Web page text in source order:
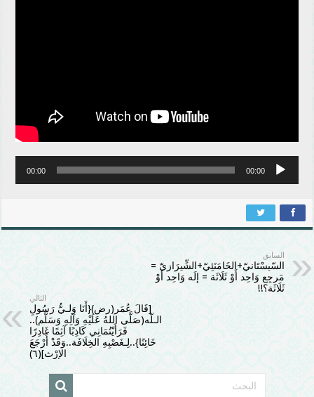
00:00
00:00
السابق
السّيسْتَانيّ+الخَامَنَئِيّ+الشِّيرَازيّ =
مَرجِع وَاحِد أَوْ ثَلَاثَة = إلَه وَاحِد أوْ
ثَلَاثَة؟!!
التالي
[قَالَ عُمَر(رض){أَنَا وَلـيُّ رَسُولِ
الـلّه(صَلَّى اللهُ عَلَيْهِ وَآلِهِ وَسَلَّم)..
فَرَأَيْتُمَانِي كَاذِبًا آثِمًا غَادِرًا
خَائِنًا}..لِـغَصْبِهِ الخِلَافَة..وَقَدْ أَرْجَعَ
الإِرْث](٦)